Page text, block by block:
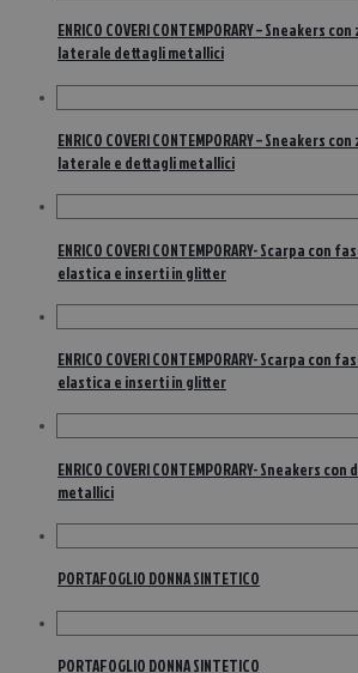
ENRICO COVERI CONTEMPORARY – Sneakers
laterale dettagli metallici
ENRICO COVERI CONTEMPORARY – Sneakers
laterale e dettagli metallici
ENRICO COVERI CONTEMPORARY- Scarpa con
elastica e inserti in glitter
ENRICO COVERI CONTEMPORARY- Scarpa con
elastica e inserti in glitter
ENRICO COVERI CONTEMPORARY- Sneakers
metallici
PORTAFOGLIO DONNA SINTETICO
PORTAFOGLIO DONNA SINTETICO